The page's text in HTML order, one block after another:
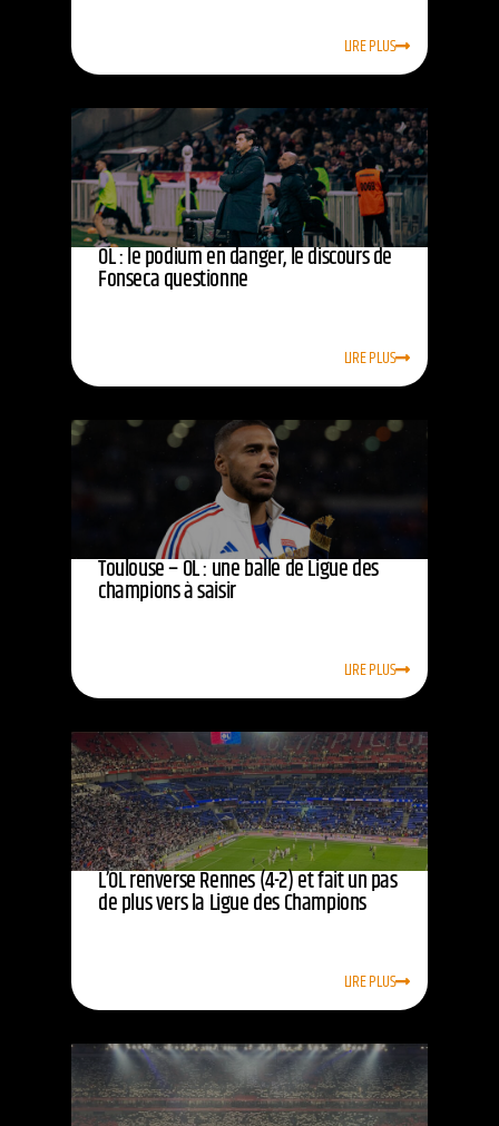
LIRE PLUS
OL : le podium en danger, le discours de
Fonseca questionne
LIRE PLUS
Toulouse – OL : une balle de Ligue des
champions à saisir
LIRE PLUS
L’OL renverse Rennes (4-2) et fait un pas
de plus vers la Ligue des Champions
LIRE PLUS